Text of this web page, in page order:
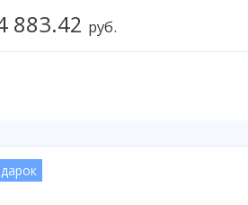
883.42 руб.